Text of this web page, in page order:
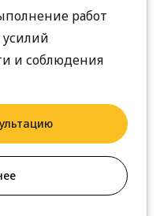
работ
и соблюдения